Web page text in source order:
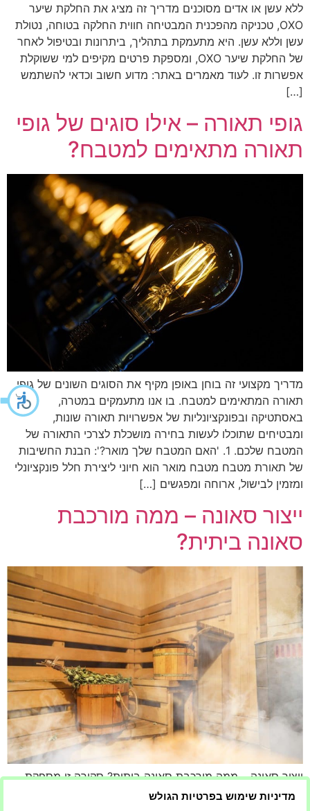
ללא עשן או אדים מסוכנים מדריך זה מציג את החלקת שיער
OXO, טכניקה מהפכנית המבטיחה חווית החלקה בטוחה, נטולת
עשן וללא עשן. היא מתעמקת בתהליך, ביתרונות ובטיפול לאחר
של החלקת שיער OXO, ומספקת פרטים מקיפים למי ששוקלת
אפשרות זו. לעוד מאמרים באתר: מדוע חשוב וכדאי להשתמש
[…]
גופי תאורה – אילו סוגים של גופי
תאורה מתאימים למטבח?
מדריך מקצועי זה בוחן באופן מקיף את הסוגים השונים של גופי
תאורה המתאימים למטבח. בו אנו מתעמקים במטרה,
באסתטיקה ובפונקציונליות של אפשרויות תאורה שונות,
ומבטיחים שתוכלו לעשות בחירה מושכלת לצרכי התאורה של
המטבח שלכם. 1. 'האם המטבח שלך מואר?': הבנת החשיבות
של תאורת מטבח מטבח מואר הוא חיוני ליצירת חלל פונקציונלי
ומזמין לבישול, ארוחה ומפגשים […]
ייצור סאונה – ממה מורכבת
סאונה ביתית?
ייצור סאונה – ממה מורכבת סאונה ביתית? סקירה זו מספקת
תובנה מקיפה על עולם ייצור הסאונה, דנה במרכיבים השונים
מדיניות שימוש בפרטיות הגולש